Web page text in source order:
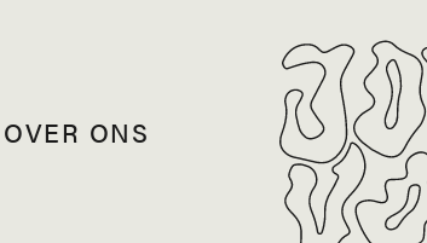
OVER ONS